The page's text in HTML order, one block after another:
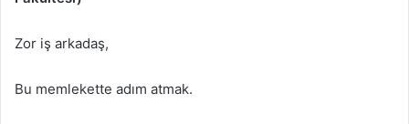
Zor iş arkadaş,
Bu memlekette adım atmak.